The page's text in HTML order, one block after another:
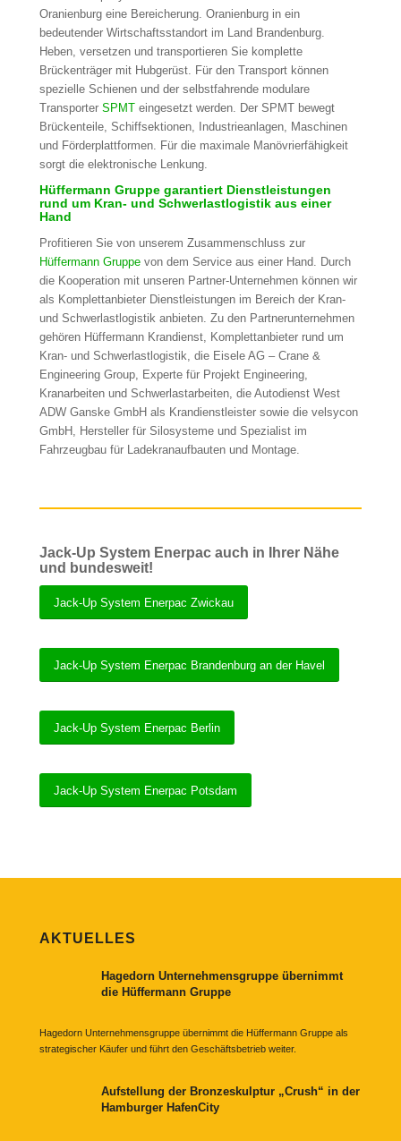
Oranienburg eine Bereicherung. Oranienburg in ein
bedeutender Wirtschaftsstandort im Land Brandenburg.
Heben, versetzen und transportieren Sie komplette
Brückenträger mit Hubgerüst. Für den Transport können
spezielle Schienen und der selbstfahrende modulare
Transporter SPMTeingesetzt werden. Der SPMT bewegt
Brückenteile, Schiffsektionen, Industrieanlagen, Maschinen
und Förderplattformen. Für die maximale Manövrierfähigkeit
sorgt die elektronische Lenkung.
Hüffermann Gruppe garantiert Dienstleistungen
rund um Kran- und Schwerlastlogistik aus einer
Hand
Profitieren Sie von unserem Zusammenschluss zur
Hüffermann Gruppevon dem Service aus einer Hand. Durch
die Kooperation mit unseren Partner-Unternehmen können wir
als Komplettanbieter Dienstleistungen im Bereich der Kran-
und Schwerlastlogistik anbieten. Zu den Partnerunternehmen
gehören Hüffermann Krandienst, Komplettanbieter rund um
Kran- und Schwerlastlogistik, die Eisele AG – Crane &
Engineering Group, Experte für Projekt Engineering,
Kranarbeiten und Schwerlastarbeiten, die Autodienst West
ADW Ganske GmbH als Krandienstleister sowie die velsycon
GmbH, Hersteller für Silosysteme und Spezialist im
Fahrzeugbau für Ladekranaufbauten und Montage.
Jack-Up System Enerpac auch in Ihrer Nähe
und bundesweit!
Jack-Up System Enerpac Zwickau
Jack-Up System Enerpac Brandenburg an der Havel
Jack-Up System Enerpac Berlin
Jack-Up System Enerpac Potsdam
AKTUELLES
Hagedorn Unternehmensgruppe übernimmt
die Hüffermann Gruppe
Hagedorn Unternehmensgruppe übernimmt die Hüffermann Gruppe als
strategischer Käufer und führt den Geschäftsbetrieb weiter.
Aufstellung der Bronzeskulptur „Crush“ in der
Hamburger HafenCity